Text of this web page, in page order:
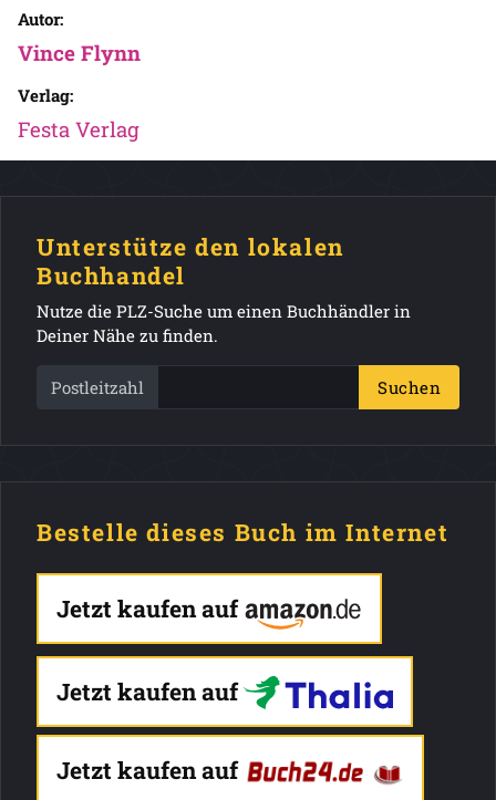
Autor:
Vince Flynn
Verlag:
Festa Verlag
Unterstütze den lokalen
Buchhandel
Nutze die PLZ-Suche um einen Buchhändler in
Deiner Nähe zu finden.
Postleitzahl Suchen
Bestelle dieses Buch im Internet
Jetzt kaufen auf
Jetzt kaufen auf
Jetzt kaufen auf